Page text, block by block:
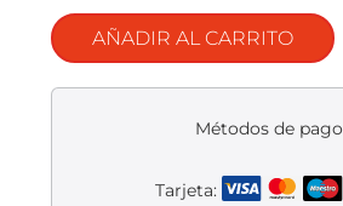
AÑADIR AL CARRITO
Métodos de pago
Tarjeta: